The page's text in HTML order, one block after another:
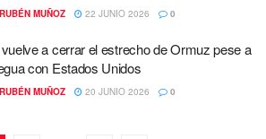
RUBÉN MUÑOZ 22 JUNIO 2026 0
a cerrar el estrecho de Ormuz pese a
con Estados Unidos
RUBÉN MUÑOZ 20 JUNIO 2026 0